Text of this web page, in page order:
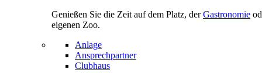
Genießen Sie die Zeit auf dem Platz, derGastronomie
eigenen Zoo.
Anlage
Ansprechpartner
Clubhaus